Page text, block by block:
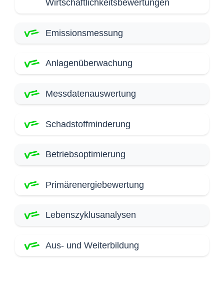
Wirtschaftlichkeitsbewertungen
Emissionsmessung
Anlagenüberwachung
Messdatenauswertung
Schadstoffminderung
Betriebsoptimierung
Primärenergiebewertung
Lebenszyklusanalysen
Aus- und Weiterbildung